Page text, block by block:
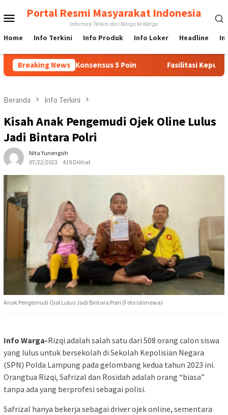
ke
Menu
Mobile
Portal Resmi Masyarakat Indonesia
Informasi Terkini dari Warga ke Warga
Home Info Terkini Info Produk Info Loker Headline
Breaking News
Lewat Konsensus 5 Poin Fasilitasi Kepulangan
Beranda Info Terkini
Kisah Anak Pengemudi Ojek Oline Lulus
Jadi Bintara Polri
Nita Yunengsih
07/22/2023
419 Dilihat
Anak Pengemudi Ojol Lulus Jadi Bintara Polri (Foto Istimewa)
Info Warga-Rizqi adalah salah satu dari 508 orang calon siswa
yang lulus untuk bersekolah di Sekolah Kepolisian Negara
(SPN) Polda Lampung pada gelombang kedua tahun 2023 ini.
Orangtua Rizqi, Safrizal dan Rosidah adalah orang “biasa”
tanpa ada yang berprofesi sebagai polisi.
Safrizal hanya bekerja sebagai driver ojek online, sementara